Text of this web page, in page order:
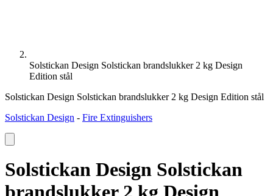
Solstickan Design Solstickan brandslukker 2 kg Design
Edition stål
Solstickan Design Solstickan brandslukker 2 kg Design Edition stål
Solstickan Design - Fire Extinguishers
Solstickan Design Solstickan